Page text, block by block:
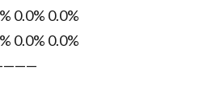
0.0% 0.0%
0.0% 0.0%